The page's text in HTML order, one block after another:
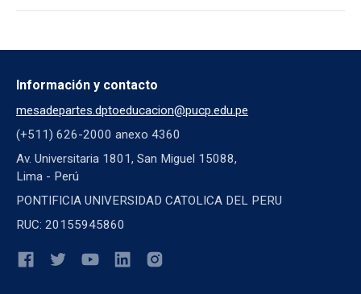
Información y contacto
mesadepartes.dptoeducacion@pucp.edu.pe
(+511) 626-2000 anexo 4360
Av. Universitaria 1801, San Miguel 15088,
Lima - Perú
PONTIFICIA UNIVERSIDAD CATOLICA DEL PERU
RUC: 20155945860